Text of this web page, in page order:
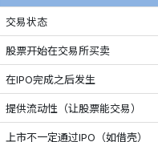
交易状态
股票开始在交易所买卖
在IPO完成之后发生
提供流动性（让股票能交易）
上市不一定通过IPO（如借壳）